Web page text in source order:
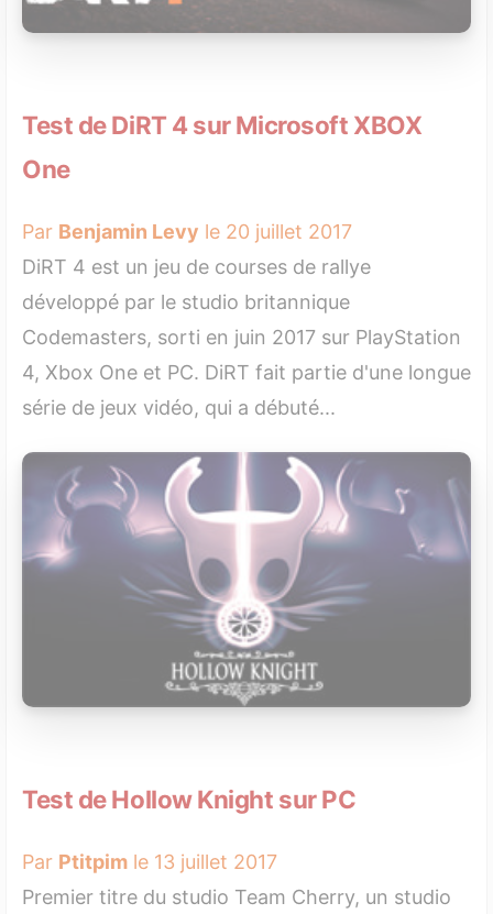
Test de DiRT 4 sur Microsoft XBOX
One
Par Benjamin Levy le 20 juillet 2017
DiRT 4 est un jeu de courses de rallye
développé par le studio britannique
Codemasters, sorti en juin 2017 sur PlayStation
4, Xbox One et PC. DiRT fait partie d'une longue
série de jeux vidéo, qui a débuté...
Test de Hollow Knight sur PC
Par Ptitpim le 13 juillet 2017
Premier titre du studio Team Cherry, un studio